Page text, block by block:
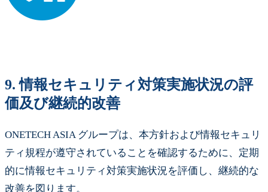
9. 情報セキュリティ対策実施状況の評
価及び継続的改善
ONETECH ASIA グループは、本方針および情報セキュリ
ティ規程が遵守されていることを確認するために、定期
的に情報セキュリティ対策実施状況を評価し、継続的な
改善を図ります。